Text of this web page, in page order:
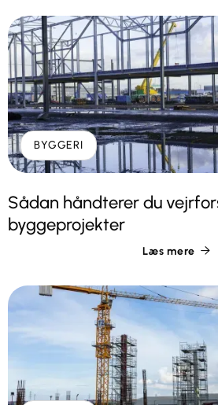
BYGGERI
Sådan håndterer du
byggeprojekter
Læs mere 